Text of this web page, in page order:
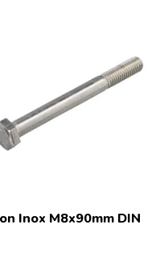
Inox M8x90mm DIN